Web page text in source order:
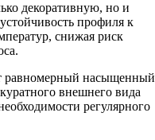
декоративную, но и
профиля к
снижая риск
равномерный насыщенный
внешнего вида
регулярного